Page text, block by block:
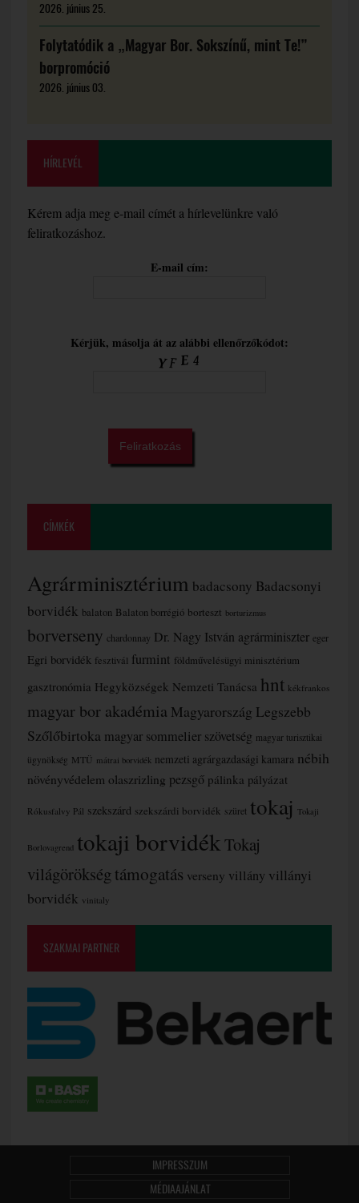
2026. június 25.
Folytatódik a „Magyar Bor. Sokszínű, mint Te!”
borpromóció
2026. június 03.
HÍRLEVÉL
Kérem adja meg e-mail címét a hírlevelünkre való
feliratkozáshoz.
E-mail cím:
Kérjük, másolja át az alábbi ellenőrzőkódot:
CÍMKÉK
Agrárminisztérium badacsony Badacsonyi
borvidék balaton Balaton borrégió borteszt borturizmus
borverseny chardonnay Dr. Nagy István agrárminiszter eger
Egri borvidék fesztivál furmint földművelésügyi minisztérium
gasztronómia Hegyközségek Nemzeti Tanácsa hnt kékfrankos
magyar bor akadémia Magyarország Legszebb
Szőlőbirtoka magyar sommelier szövetség magyar turisztikai
ügynökség MTÜ mátrai borvidék nemzeti agrárgazdasági kamara nébih
növényvédelem olaszrizling pezsgő pálinka pályázat
Rókusfalvy Pál szekszárd szekszárdi borvidék szüret tokaj Tokaji
Borlovagrend tokaji borvidékTokaj
világörökségtámogatás verseny villány villányi
borvidék vinitaly
SZAKMAI PARTNER
IMPRESSZUM
MÉDIAAJÁNLAT